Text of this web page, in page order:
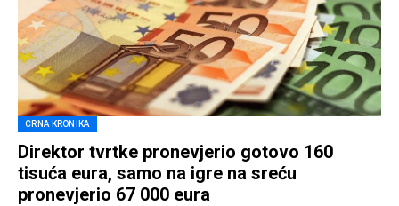
CRNA KRONIKA
Direktor tvrtke pronevjerio gotovo 160
tisuća eura, samo na igre na sreću
pronevjerio 67 000 eura